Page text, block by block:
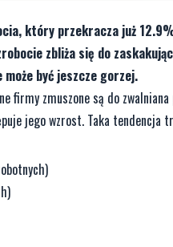
który przekracza już
zbliża się do
być jeszcze gorzej.
zmuszone są do zwalniana
jego wzrost. Taka tendencja